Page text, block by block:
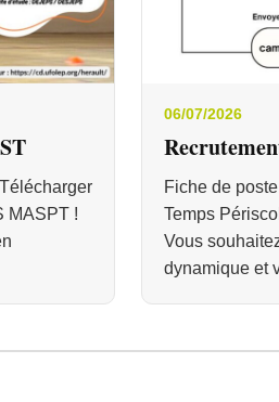
MASPT !
06/07/2026
Fiche de
Temps
Vous
dynamique et